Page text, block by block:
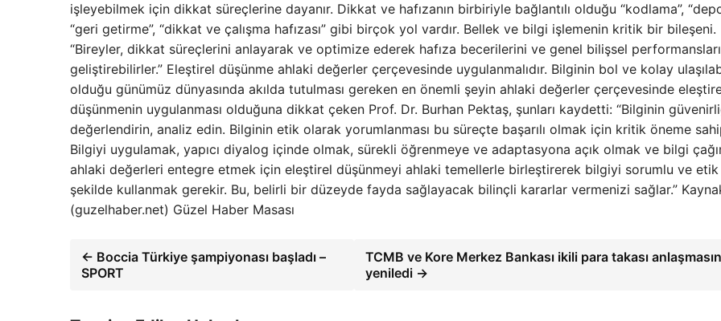
işleyebilmek için dikkat süreçlerine dayanır. Dikkat ve hafızanın birbiriyle bağlantılı olduğu “kodlama”,
“geri getirme”, “dikkat ve çalışma hafızası” gibi birçok yol vardır. Bellek ve bilgi işlemenin kritik bir bileşeni.
“Bireyler, dikkat süreçlerini anlayarak ve optimize ederek hafıza becerilerini ve genel bilişsel
geliştirebilirler.” Eleştirel düşünme ahlaki değerler çerçevesinde uygulanmalıdır. Bilginin bol ve kolay
olduğu günümüz dünyasında akılda tutulması gereken en önemli şeyin ahlaki değerler çerçevesinde
düşünmenin uygulanması olduğuna dikkat çeken Prof. Dr. Burhan Pektaş, şunları kaydetti: “Bilginin
değerlendirin, analiz edin. Bilginin etik olarak yorumlanması bu süreçte başarılı olmak için kritik öneme
Bilgiyi uygulamak, yapıcı diyalog içinde olmak, sürekli öğrenmeye ve adaptasyona açık olmak ve bilgi
ahlaki değerleri entegre etmek için eleştirel düşünmeyi ahlaki temellerle birleştirerek bilgiyi sorumlu ve
şekilde kullanmak gerekir. Bu, belirli bir düzeyde fayda sağlayacak bilinçli kararlar vermenizi sağlar.”
(guzelhaber.net) Güzel Haber Masası
← Boccia Türkiye şampiyonası başladı –
SPORT
TCMB ve Kore Merkez Bankası ikili para takası
yeniledi →